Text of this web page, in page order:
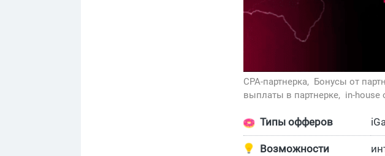
CPA-партнерка, Бонусы от
выплаты в партнерке, in-
Типы офферов
Возможности